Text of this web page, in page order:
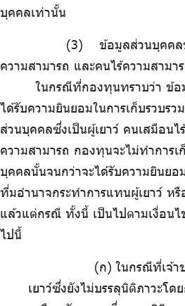
บุคคลเท่านั้น
ข้อมูลส่วนบุคคล
ความสามารถ และคนไร้ความสามา
ในกรณีที่กองทุนทราบว่า ข้
ได้รับความยินยอมในการเก็บรวบรว
ส่วนบุคคลซึ่งเป็นผู้เยาว์ คนเสมือนไ
ความสามารถ กองทุนจะไม่ทำการ
บุคคลนั้นจนกว่าจะได้รับความยินยอ
ที่มอำนาจกระทำการแทนผู้เยาว์
แล้วแต่กรณี ทั้งนี้ เป็นไปตามเงื่อน
ไปนี้
(ก) .ในกรณีที่เจ้
เยาว์ซึ่งยังไม่บรรลุนิติภาวะโด